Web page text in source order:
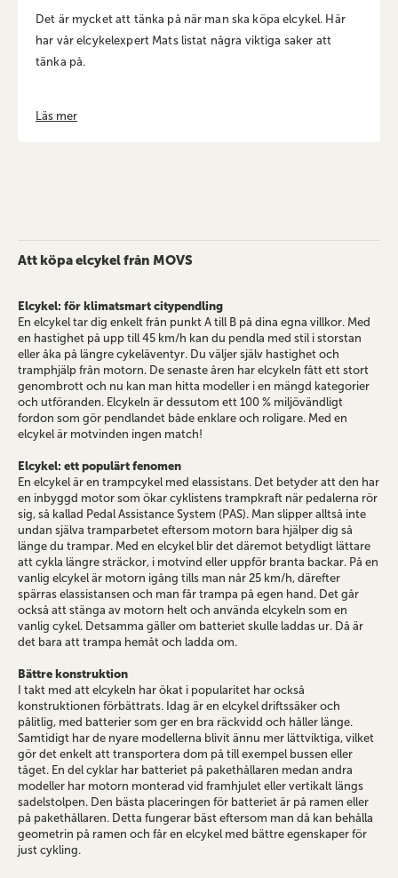
Det är mycket att tänka på när man ska köpa elcykel. Här
har vår elcykelexpert Mats listat några viktiga saker att
tänka på.
Läs mer
Att köpa elcykel från MOVS
Elcykel: för klimatsmart citypendling
En elcykel tar dig enkelt från punkt A till B på dina egna villkor. Med
en hastighet på upp till 45 km/h kan du pendla med stil i storstan
eller åka på längre cykeläventyr. Du väljer själv hastighet och
tramphjälp från motorn. De senaste åren har elcykeln fått ett stort
genombrott och nu kan man hitta modeller i en mängd kategorier
och utföranden. Elcykeln är dessutom ett 100 % miljövändligt
fordon som gör pendlandet både enklare och roligare. Med en
elcykel är motvinden ingen match!
Elcykel: ett populärt fenomen
En elcykel är en trampcykel med elassistans. Det betyder att den har
en inbyggd motor som ökar cyklistens trampkraft när pedalerna rör
sig, så kallad Pedal Assistance System (PAS). Man slipper alltså inte
undan själva tramparbetet eftersom motorn bara hjälper dig så
länge du trampar. Med en elcykel blir det däremot betydligt lättare
att cykla längre sträckor, i motvind eller uppför branta backar. På en
vanlig elcykel är motorn igång tills man når 25 km/h, därefter
spärras elassistansen och man får trampa på egen hand. Det går
också att stänga av motorn helt och använda elcykeln som en
vanlig cykel. Detsamma gäller om batteriet skulle laddas ur. Då är
det bara att trampa hemåt och ladda om.
Bättre konstruktion
I takt med att elcykeln har ökat i popularitet har också
konstruktionen förbättrats. Idag är en elcykel driftssäker och
pålitlig, med batterier som ger en bra räckvidd och håller länge.
Samtidigt har de nyare modellerna blivit ännu mer lättviktiga, vilket
gör det enkelt att transportera dom på till exempel bussen eller
tåget. En del cyklar har batteriet på pakethållaren medan andra
modeller har motorn monterad vid framhjulet eller vertikalt längs
sadelstolpen. Den bästa placeringen för batteriet är på ramen eller
på pakethållaren. Detta fungerar bäst eftersom man då kan behålla
geometrin på ramen och får en elcykel med bättre egenskaper för
just cykling.